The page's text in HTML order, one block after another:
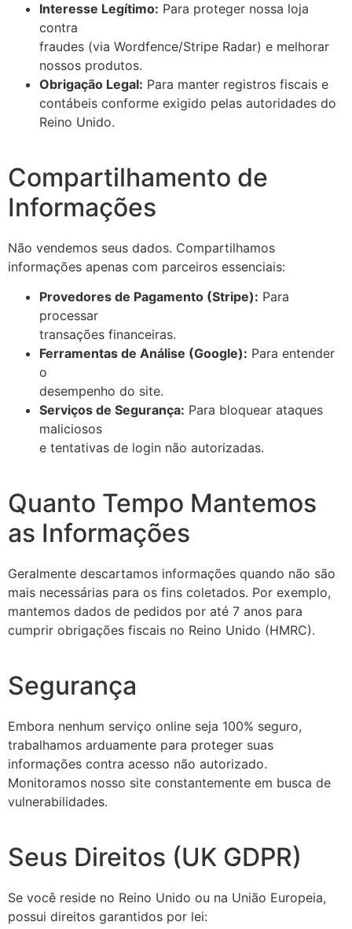
Interesse Legítimo: Para proteger nossa loja
contra
fraudes (via Wordfence/Stripe Radar) e melhorar
nossos produtos.
Obrigação Legal: Para manter registros fiscais e
contábeis conforme exigido pelas autoridades do
Reino Unido.
Compartilhamento de
Informações
Não vendemos seus dados. Compartilhamos
informações apenas com parceiros essenciais:
Provedores de Pagamento (Stripe): Para
processar
transações financeiras.
Ferramentas de Análise (Google): Para entender
o
desempenho do site.
Serviços de Segurança: Para bloquear ataques
maliciosos
e tentativas de login não autorizadas.
Quanto Tempo Mantemos
as Informações
Geralmente descartamos informações quando não são
mais necessárias para os fins coletados. Por exemplo,
mantemos dados de pedidos por até 7 anos para
cumprir obrigações fiscais no Reino Unido (HMRC).
Segurança
Embora nenhum serviço online seja 100% seguro,
trabalhamos arduamente para proteger suas
informações contra acesso não autorizado.
Monitoramos nosso site constantemente em busca de
vulnerabilidades.
Seus Direitos (UK GDPR)
Se você reside no Reino Unido ou na União Europeia,
possui direitos garantidos por lei: